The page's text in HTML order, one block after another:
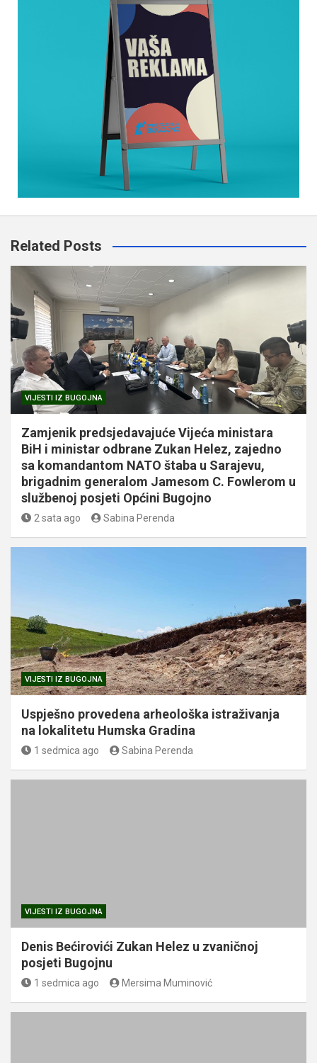
Related Posts
VIJESTI IZ BUGOJNA
Zamjenik predsjedavajuće Vijeća ministara
BiH i ministar odbrane Zukan Helez, zajedno
sa komandantom NATO štaba u Sarajevu,
brigadnim generalom Jamesom C. Fowlerom u
službenoj posjeti Općini Bugojno
2 sata ago Sabina Perenda
VIJESTI IZ BUGOJNA
Uspješno provedena arheološka istraživanja
na lokalitetu Humska Gradina
1 sedmica ago Sabina Perenda
VIJESTI IZ BUGOJNA
Denis Bećirovići Zukan Helez u zvaničnoj
posjeti Bugojnu
1 sedmica ago Mersima Muminović